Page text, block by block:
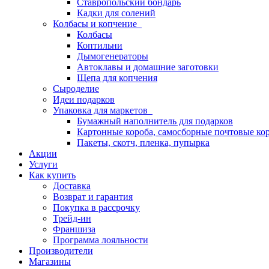
Ставропольский бондарь
Кадки для солений
Колбасы и копчение
Колбасы
Коптильни
Дымогенераторы
Автоклавы и домашние заготовки
Щепа для копчения
Сыроделие
Идеи подарков
Упаковка для маркетов
Бумажный наполнитель для подарков
Картонные короба, самосборные почтовые
Пакеты, скотч, пленка, пупырка
Акции
Услуги
Как купить
Доставка
Возврат и гарантия
Покупка в рассрочку
Трейд-ин
Франшиза
Программа лояльности
Производители
Магазины